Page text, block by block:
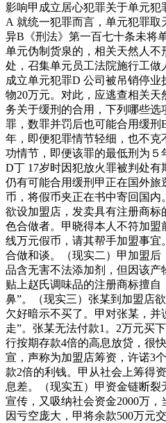
影响甲成立居心犯罪关于单元犯
A 就统一犯罪而言，单元犯罪
异B《刑法》第一百七十条未将
单元伪制货泉的，相关天然人
处，召集单元员工法院施行工做
成立单元犯罪D 公司被吊销停
物20万元。对此，应逃查相关天
务关于缓刑的合用，下列哪些
罪，数罪并罚后也可能合用缓刑
年，即便犯罪情节轻细，也不克
功情节，即便该罪的最低刑为５
D丁 17岁时因犯放火罪被判处有
仍有可能合用缓刑甲正在国外
币，将假币夹正在书中寄回国内
欲设加盟店，发卖具有注册商
色合做者。甲晓得本人不符加盟
线万元假币，请其帮手加盟事
合做和谈。（现实二）甲加盟后
品含无害不法添加剂，但因该产
贴上赵氏调味品的注册商标擅自
鼻”。（现实三）张某到加盟店
欠好暗示不买了。甲对张某，并
走”。张某无法付款1。2万元买
行按期存款4倍的高息放贷，很
宣，声称为加盟店筹资，许诺3
款2倍的利钱。甲从社会上筹得
息差。（现实五）甲资金链断
宣传，又吸纳社会资金2000万
因亏空庞大，甲将余款500万元